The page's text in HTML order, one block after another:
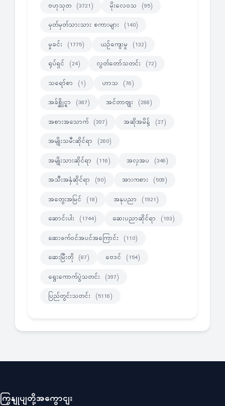
ဗဟုသုတ (3721) မိုးလေဝသ (95)
မှတ်မှတ်သားသား စကားများ (140)
မှုခင်း (1775) ယဉ်ကျေးမှု (132)
ရုပ်ရှင် (24) လွတ်တော်သတင်း (72)
သရော်စာ (1) ဟာသ (76)
အခ်စ္ဆိုင္ရာ (387) အင်တာဗျုး (288)
အစားအသောက် (397) အဆိုအမိန့် (27)
အမျိုးသမီးဆိုင်ရာ (260)
အမျိုးသားဆိုင်ရာ (116) အလှအပ (346)
အသီးအနှံဆိုင်ရာ (90) အားကစား (509)
အတွေးအမြင် (18) အနုပညာ (1921)
ဆောင်းပါး (1744) ဆေးပညာဆိုင်ရာ (193)
ဆေးဖက်ဝင်အပင်အကြောင်း (110)
ဆေးမြီးတို (87) ဗေဒင် (154)
ရွေးကောက်ပွဲသတင်း (397)
ပြည်တွင်းသတင်း (5116)
ကြှနျုပျတို့အကွောငျး